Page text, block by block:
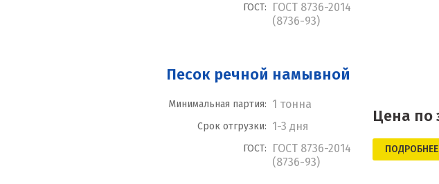
ГОСТ:
ГОСТ 8736-2014
(8736-93)
Песок речной намывной
Минимальная партия: 1 тонна
Срок отгрузки: 1-3 дня
ГОСТ:
ГОСТ 8736-2014
(8736-93)
Цена по
ПОДРОБНЕЕ